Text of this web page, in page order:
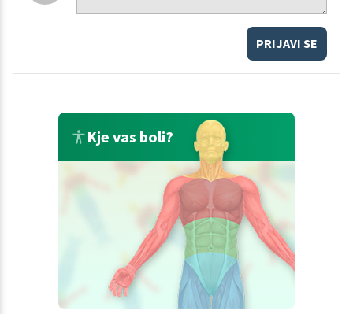
PRIJAVI SE
Kje vas boli?